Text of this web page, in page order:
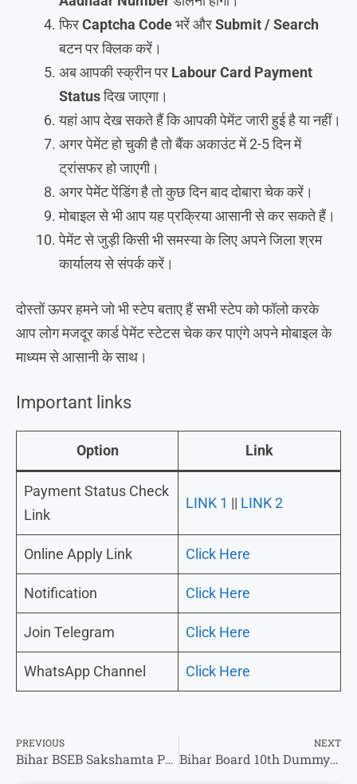
फिरCaptcha Codeभरें औरSubmit / Search
बटन पर क्लिक करें।
अब आपकी स्क्रीन पर Labour Card Payment
Statusदिख जाएगा।
यहां आप देख सकते हैं कि आपकी पेमेंट जारी हुई है या नहीं।
अगर पेमेंट हो चुकी है तो बैंक अकाउंट में 2-5 दिन में
ट्रांसफर हो जाएगी।
अगर पेमेंट पेंडिंग है तो कुछ दिन बाद दोबारा चेक करें।
मोबाइल से भी आप यह प्रक्रिया आसानी से कर सकते हैं।
पेमेंट से जुड़ी किसी भी समस्या के लिए अपने जिला श्रम
कार्यालय से संपर्क करें।
दोस्तों ऊपर हमने जो भी स्टेप बताए हैं सभी स्टेप को फॉलो करके
आप लोग मजदूर कार्ड पेमेंट स्टेटस चेक कर पाएंगे अपने मोबाइल के
माध्यम से आसानी के साथ।
Important links
Option Link
Payment Status Check
Link
LINK 1 || LINK 2
Online Apply Link Click Here
Notification Click Here
Join Telegram Click Here
WhatsApp Channel Click Here
PREVIOUS
Bihar BSEB Sakshamta Pariksha Phase 4th & 5th Admit Card 2025 : जाने बिहार साक्षमता परीक्षा फेज 4,5 का प्रवेश पत्र कब आएगा?
NEXT
Bihar Board 10th Dummy Admit Card 2026-इस तरह से करें दसवीं कक्षा का डमी एडमिट कार्ड डाउनलोड !